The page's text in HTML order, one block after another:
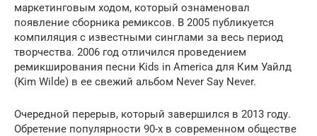
маркетинговым ходом, который ознаменовал
появление сборника ремиксов. В 2005 публикуется
компиляция с известными синглами за весь период
творчества. 2006 год отличился проведением
ремикширования песни Kids in America для Ким Уайлд
(Kim Wilde) в ее свежий альбом Never Say Never.
Очередной перерыв, который завершился в 2013 году.
Обретение популярности 90-х в современном обществе